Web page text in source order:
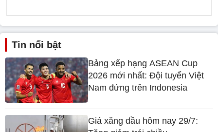
Tin nổi bật
Bảng xếp hạng ASEAN Cup
2026 mới nhất: Đội tuyển Việt
Nam đứng trên Indonesia
Giá xăng dầu hôm nay 29/7: